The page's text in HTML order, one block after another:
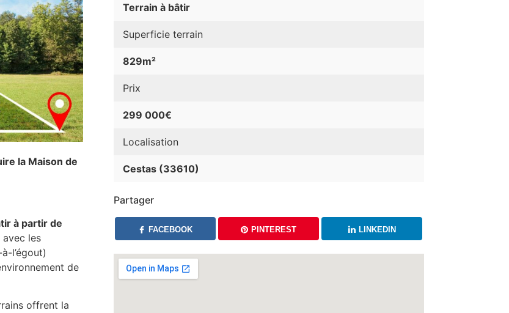
la Maison de
à partir de
avec les
l’égout)
de
offrent la
Terrain à bâtir
Superficie terrain
829m²
Prix
299 000€
Localisation
Cestas (33610)
Partager
FACEBOOK PINTEREST LINKEDIN